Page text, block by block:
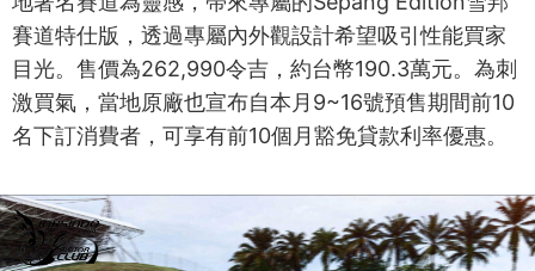
賽道特仕版，透過專屬內外觀設計希望吸引性能買家
目光。售價為262,990令吉，約台幣190.3萬元。為刺
激買氣，當地原廠也宣布自本月9~16號預售期間前10
名下訂消費者，可享有前10個月豁免貸款利率優惠。